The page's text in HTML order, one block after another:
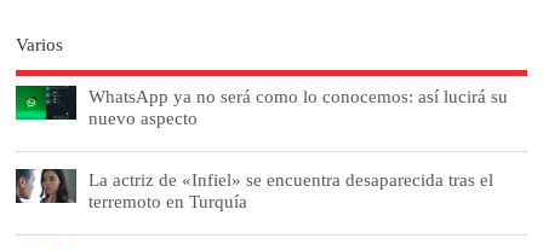
Varios
WhatsApp ya no será como lo conocemos: así lucirá su
nuevo aspecto
La actriz de «Infiel» se encuentra desaparecida tras el
terremoto en Turquía